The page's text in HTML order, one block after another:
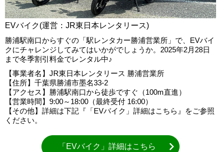
EVバイク(運営：JR東日本レンタリース)
勝浦駅南口からすぐの「駅レンタカー勝浦営業所」で、EVバイ
クにチャレンジしてみてはいかがでしょうか。2025年2月28日
まで冬季割引料金でレンタル中♪
【事業者名】JR東日本レンタリース 勝浦営業所
【住所】千葉県勝浦市墨名33-2
【アクセス】勝浦駅南口から徒歩ですぐ（100m直進）
【営業時間】9:00～18:00（最終受付 16:00）
【その他】詳細は下記『「EVバイク」詳細はこちら』をご参照
ください。
「EVバイク」詳細はこちら